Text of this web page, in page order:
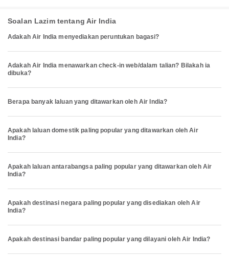
Soalan Lazim tentang Air India
Adakah Air India menyediakan peruntukan bagasi?
Adakah Air India menawarkan check-in web/dalam talian? Bilakah ia
dibuka?
Berapa banyak laluan yang ditawarkan oleh Air India?
Apakah laluan domestik paling popular yang ditawarkan oleh Air
India?
Apakah laluan antarabangsa paling popular yang ditawarkan oleh Air
India?
Apakah destinasi negara paling popular yang disediakan oleh Air
India?
Apakah destinasi bandar paling popular yang dilayani oleh Air India?